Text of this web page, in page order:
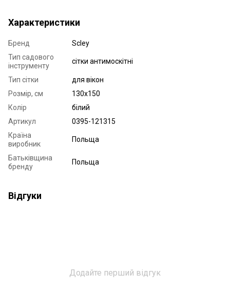
Характеристики
Бренд
Scley
Тип садового
інструменту
сітки антимоскітні
Тип сітки
для вікон
Розмір, см
130х150
Колір
білий
Артикул
0395-121315
Країна
виробник
Польща
Батьківщина
бренду
Польща
Відгуки
Додайте перший відгук